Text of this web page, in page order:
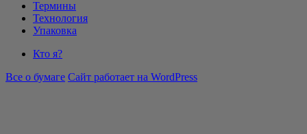
Термины
Технология
Упаковка
Кто я?
Все о бумаге Сайт работает на WordPress